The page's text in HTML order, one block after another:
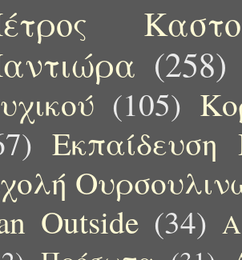
(258)
(105)
Εκπαίδευση
Outside (34)